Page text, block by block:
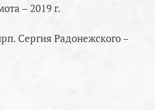
– 2019 г.
Сергия Радонежского –